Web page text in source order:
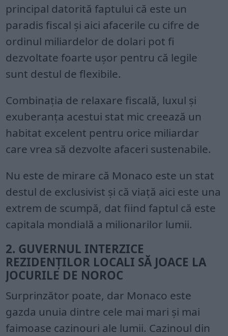
principal datorită faptului că este un
paradis fiscal și aici afacerile cu cifre de
ordinul miliardelor de dolari pot fi
dezvoltate foarte ușor pentru că legile
sunt destul de flexibile.
Combinația de relaxare fiscală, luxul și
exuberanța acestui stat mic creează un
habitat excelent pentru orice miliardar
care vrea să dezvolte afaceri sustenabile.
Nu este de mirare că Monaco este un stat
destul de exclusivist și că viață aici este una
extrem de scumpă, dat fiind faptul că este
capitala mondială a milionarilor lumii.
2. GUVERNUL INTERZICE
REZIDENȚILOR LOCALI SĂ JOACE LA
JOCURILE DE NOROC
Surprinzător poate, dar Monaco este
gazda unuia dintre cele mai mari și mai
faimoase cazinouri ale lumii. Cazinoul din